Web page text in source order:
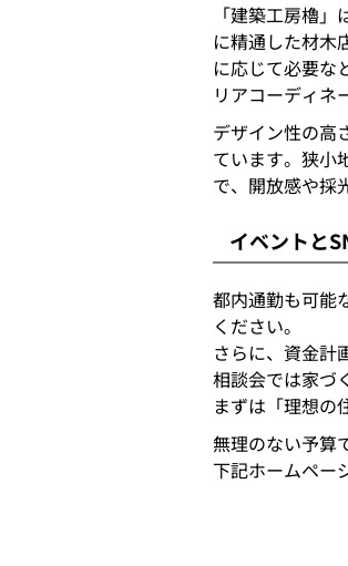
「建築工房櫓
に精通した材木
に応じて必要な
リアコーディネ
デザイン性の高
ています。狭小
で、開放感や採
イベントと
都内通勤も可能
ください。
さらに、資金計
相談会では家づ
まずは「理想の
無理のない予算
下記ホームペー